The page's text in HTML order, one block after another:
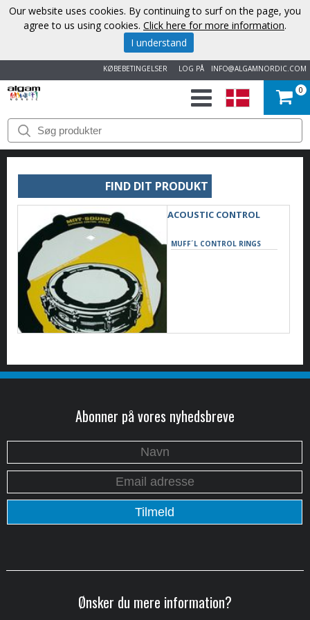
INFO@ALGAMNORDIC.COM
LOG PÅ
KØBEBETINGELSER
START
VAREMÆRKER
NYHEDER
OM
OS
KONTAKT
0
FIND DIT PRODUKT
ACOUSTIC CONTROL
MUFF´L CONTROL RINGS
Abonner på vores nyhedsbreve
Ønsker du mere information?
Our website uses cookies. By continuing to surf on the page, you
agree to us using cookies. Click here for more information.
I understand